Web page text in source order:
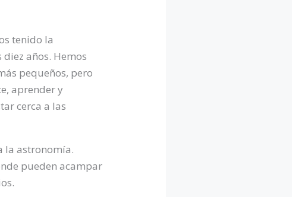
tenido la
años. Hemos
pequeños, pero
aprender y
cerca a las
la astronomía.
pueden acampar